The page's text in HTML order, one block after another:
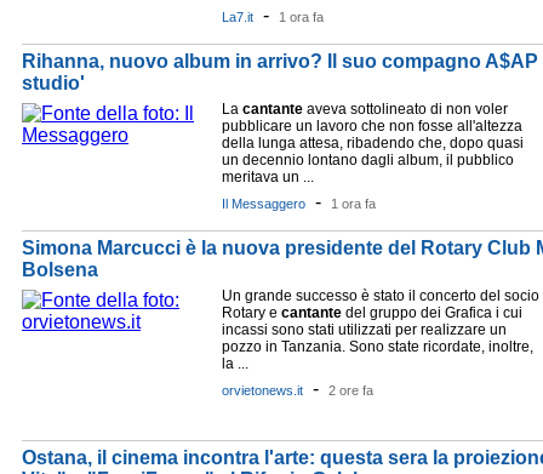
La7.it - 1 ora fa
Rihanna, nuovo album in arrivo? Il suo compagno
studio'
La cantante aveva sottolineato di non voler
pubblicare un lavoro che non fosse all'altezza
della lunga attesa, ribadendo che, dopo quasi
un decennio lontano dagli album, il pubblico
meritava un ...
Il Messaggero - 1 ora fa
Simona Marcucci è la nuova presidente del Rotary Club
Bolsena
Un grande successo è stato il concerto del socio
Rotary e cantante del gruppo dei Grafica i cui
incassi sono stati utilizzati per realizzare un
pozzo in Tanzania. Sono state ricordate, inoltre,
la ...
orvietonews.it - 2 ore fa
Ostana, il cinema incontra l'arte: questa sera la